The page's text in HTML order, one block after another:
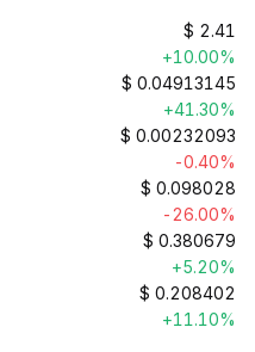
$ 2.41
+10.00%
$ 0.04913145
+41.30%
$ 0.00232093
-0.40%
$ 0.098028
-26.00%
$ 0.380679
+5.20%
$ 0.208402
+11.10%